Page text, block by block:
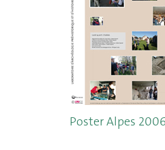
Poster Alpes 2006